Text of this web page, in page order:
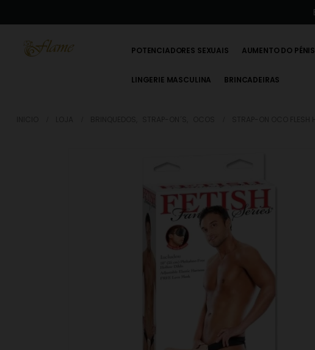
POTENCIADORES SEXUAIS AUMENTO DO PÉNIS
LINGERIE MASCULINA BRINCADEIRAS